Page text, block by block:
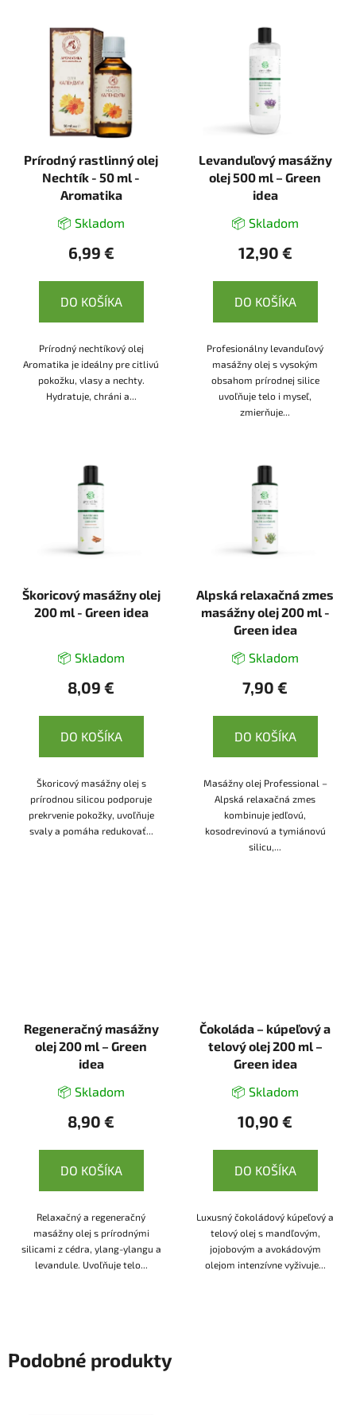
Prírodný rastlinný olej
Nechtík - 50 ml -
Aromatika
📦 Skladom
6,99 €
DO KOŠÍKA
Prírodný nechtíkový olej
Aromatika je ideálny pre citlivú
pokožku, vlasy a nechty.
Hydratuje, chráni a...
Levanduľový masážny
olej 500 ml – Green
idea
📦 Skladom
12,90 €
DO KOŠÍKA
Profesionálny levanduľový
masážny olej s vysokým
obsahom prírodnej silice
uvoľňuje telo i myseľ,
zmierňuje...
Škoricový masážny olej
200 ml - Green idea
📦 Skladom
8,09 €
DO KOŠÍKA
Škoricový masážny olej s
prírodnou silicou podporuje
prekrvenie pokožky, uvoľňuje
svaly a pomáha redukovať...
Alpská relaxačná zmes
masážny olej 200 ml -
Green idea
📦 Skladom
7,90 €
DO KOŠÍKA
Masážny olej Professional –
Alpská relaxačná zmes
kombinuje jedľovú,
kosodrevinovú a tymiánovú
silicu,...
Regeneračný masážny
olej 200 ml – Green
idea
📦 Skladom
8,90 €
DO KOŠÍKA
Relaxačný a regeneračný
masážny olej s prírodnými
silicami z cédra, ylang-ylangu a
levandule. Uvoľňuje telo...
Čokoláda – kúpeľový a
telový olej 200 ml –
Green idea
📦 Skladom
10,90 €
DO KOŠÍKA
Luxusný čokoládový kúpeľový a
telový olej s mandľovým,
jojobovým a avokádovým
olejom intenzívne vyživuje...
Podobné produkty